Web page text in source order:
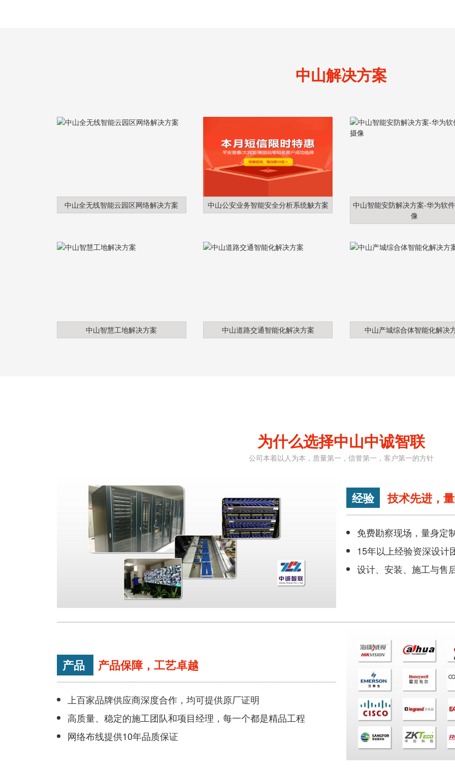
中山解决方案
中山全无线智能云园区网络解决方案 中山公安业务智能安全分析系统觖方案
中山智能安防解决方案-华为软
像
中山智慧工地解决方案 中山道路交通智能化解决方案 中山产城综合体智能化解决
为什么选择中山中诚智联
公司本着以人为本，质量第一，信誉第一，客户第一的方针
经验 技术先进，
免费勘察现场，量身定
15年以上经验资深设计
设计、安装、施工与售
产品 产品保障，工艺卓越
上百家品牌供应商深度合作，均可提供原厂证明
高质量、稳定的施工团队和项目经理，每一个都是精品工程
网络布线提供10年品质保证